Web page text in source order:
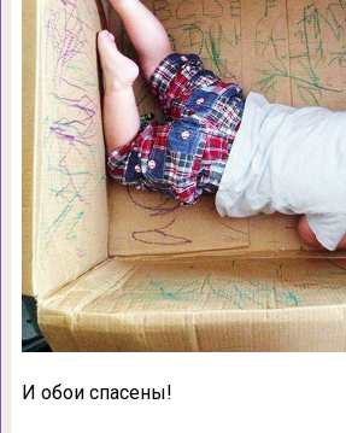
И обои спасены!